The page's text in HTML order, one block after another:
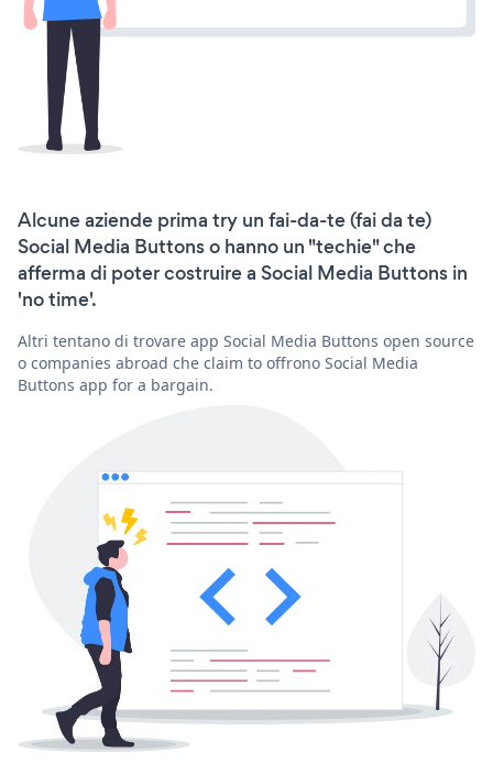
Alcune aziende prima try un fai-da-te (fai da te)
Social Media Buttons o hanno un "techie" che
afferma di poter costruire a Social Media Buttons in
'no time'.
Altri tentano di trovare app Social Media Buttons open source
o companies abroad che claim to offrono Social Media
Buttons app for a bargain.